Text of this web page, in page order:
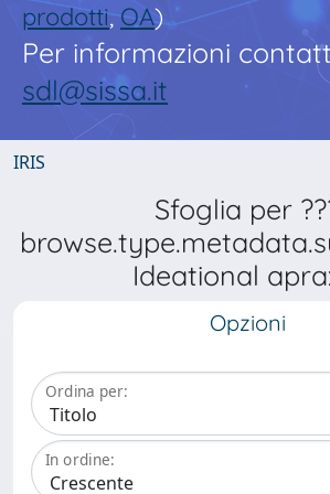
prodotti,OA)
Per informazioni
sdl@sissa.it
IRIS
Sfoglia per
Ideational
Opzioni
Ordina per:
In ordine: